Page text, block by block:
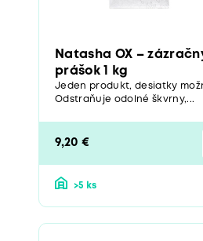
Natasha OX –
prášok 1 kg
Jeden produkt, desiatky
Odstraňuje odolné škvrny,...
9,20 €
>5 ks